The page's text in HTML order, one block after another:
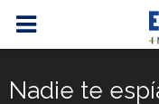
Nadie te